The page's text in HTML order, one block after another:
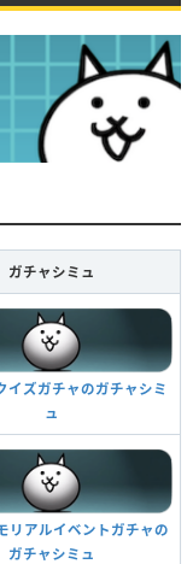
ガチャシミュ
イズガチャのガチャシミ
ュ
リアルイベントガチャの
ガチャシミュ